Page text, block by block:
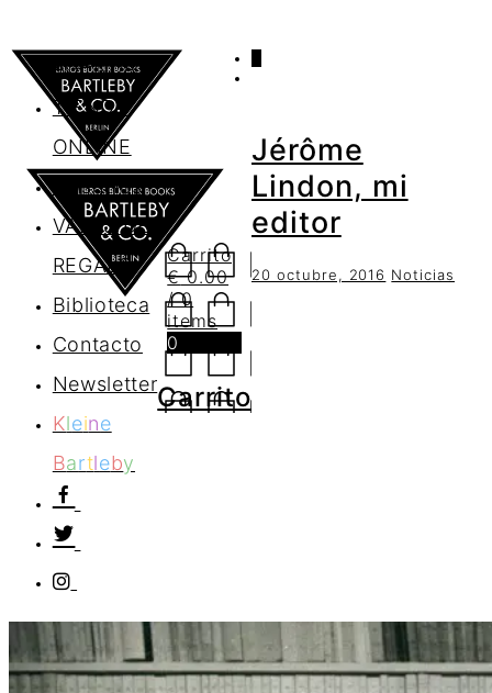
AGENDA
TIENDA
ONLINE
Nosotros
VALES DE
REGALO
Biblioteca
Contacto
Newsletter
Kleine
Bartleby
Carrito
€0.00
/ 0
items
0
Carrito
Jérôme
Lindon, mi
editor
20 octubre, 2016 Noticias